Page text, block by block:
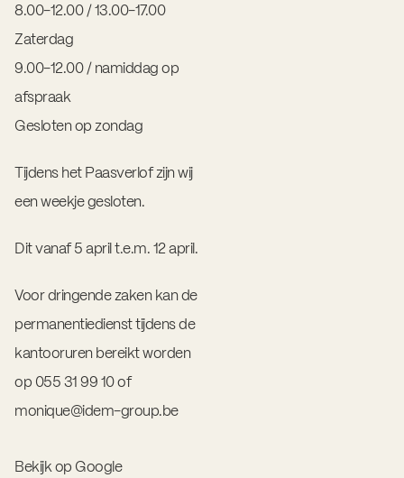
8.00-12.00 / 13.00-17.00
Zaterdag
9.00-12.00 / namiddag op
afspraak
Gesloten op zondag
Tijdens het Paasverlof zijn wij
een weekje gesloten.
Dit vanaf 5 april t.e.m. 12 april.
Voor dringende zaken kan de
permanentiedienst tijdens de
kantooruren bereikt worden
op 055 31 99 10 of
monique@idem-group.be
Bekijk op Google